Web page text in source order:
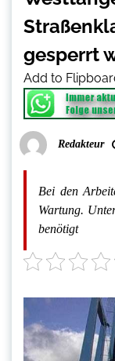
gesperrt
Add to
Redakteur
Bei den
Wartung.
benötigt